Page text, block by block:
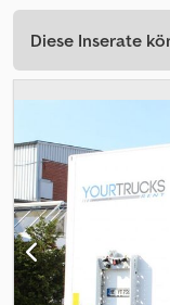
Diese Inserate